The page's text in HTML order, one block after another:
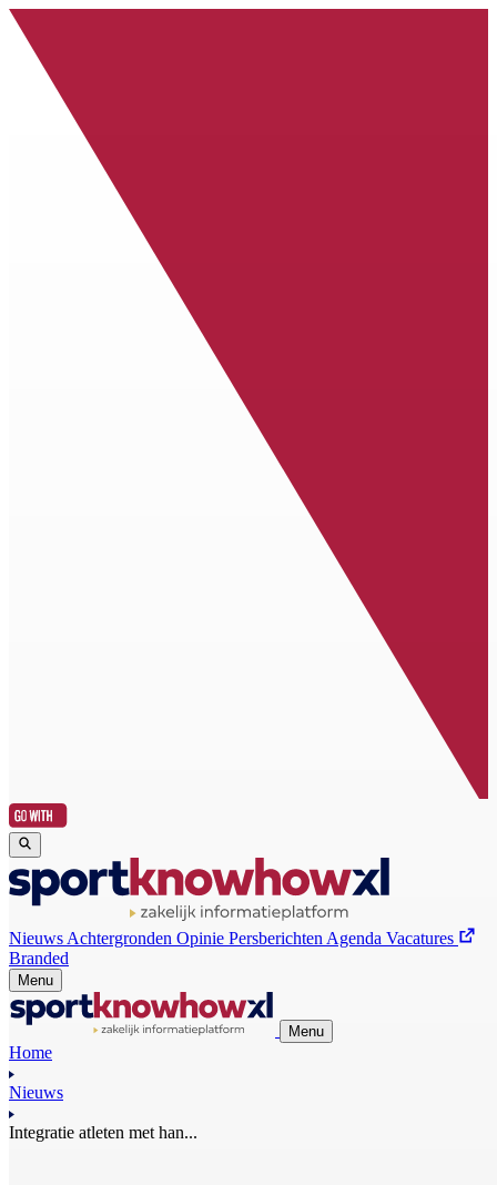
Nieuws Achtergronden Opinie Persberichten Agenda Vacatures
Branded
Menu
Menu
Home
Nieuws
Integratie atleten met han...